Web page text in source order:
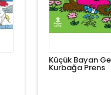
Küçük Bayan
Kurbağa Prens